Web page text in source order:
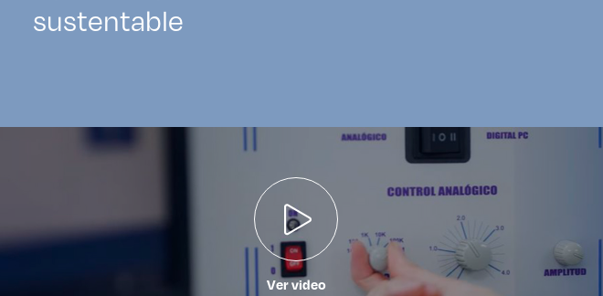
sustentable
Ver video